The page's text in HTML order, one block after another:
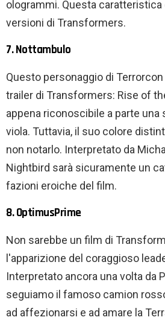
ologrammi. Questa
versioni di Transformers.
7. Nottambulo
Questo personaggio di Terrorcon
trailer di Transformers: Rise of
appena riconoscibile a parte una
viola. Tuttavia, il suo colore
non notarlo. Interpretato da
Nightbird sarà sicuramente un
fazioni eroiche del film.
8. OptimusPrime
Non sarebbe un film di
l'apparizione del coraggioso
Interpretato ancora una volta da
seguiamo il famoso camion
ad affezionarsi e ad amare la